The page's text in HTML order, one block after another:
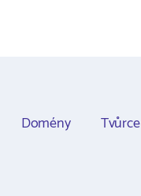
Domény Tvůrce